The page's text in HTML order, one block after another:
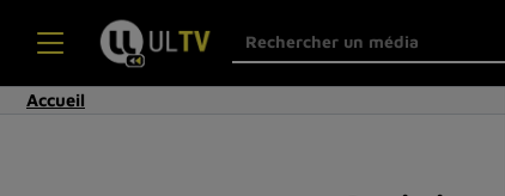
Accueil